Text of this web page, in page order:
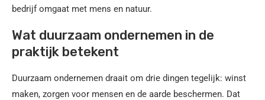
bedrijf omgaat met mens en natuur.
Wat duurzaam ondernemen in de
praktijk betekent
Duurzaam ondernemen draait om drie dingen tegelijk: winst
maken, zorgen voor mensen en de aarde beschermen. Dat